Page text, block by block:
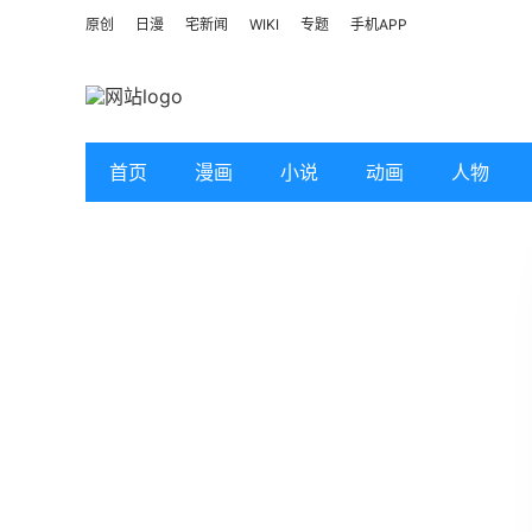
原创 日漫 宅新闻 WIKI 专题 手机APP
首页 漫画 小说 动画 人物